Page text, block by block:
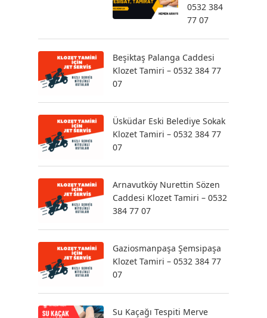
0532 384
77 07
Beşiktaş Palanga Caddesi
Klozet Tamiri – 0532 384 77
07
Üsküdar Eski Belediye Sokak
Klozet Tamiri – 0532 384 77
07
Arnavutköy Nurettin Sözen
Caddesi Klozet Tamiri – 0532
384 77 07
Gaziosmanpaşa Şemsipaşa
Klozet Tamiri – 0532 384 77
07
Su Kaçağı Tespiti Merve